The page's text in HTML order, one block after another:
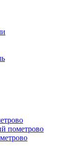
пометрово